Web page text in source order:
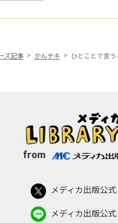
ズ記事 かんテキ ひとことで言
from
メディカ出版公式
メディカ出版公式